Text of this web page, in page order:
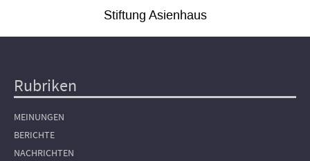
Stiftung Asienhaus
Hauptnavigation
Rubriken
MEINUNGEN
BERICHTE
NACHRICHTEN